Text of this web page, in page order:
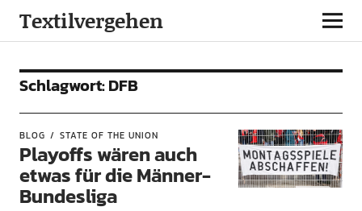
Textilvergehen
Schlagwort:DFB
BLOG STATE OF THE UNION
Playoffs wären auch
etwas für die Männer-
Bundesliga